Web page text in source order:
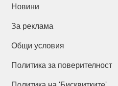
Новини
За реклама
Общи условия
Политика за поверителност